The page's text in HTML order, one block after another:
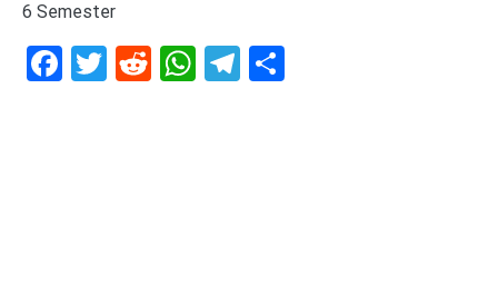
6 Semester
Facebook
Twitter
RedditWhatsApp
Telegram